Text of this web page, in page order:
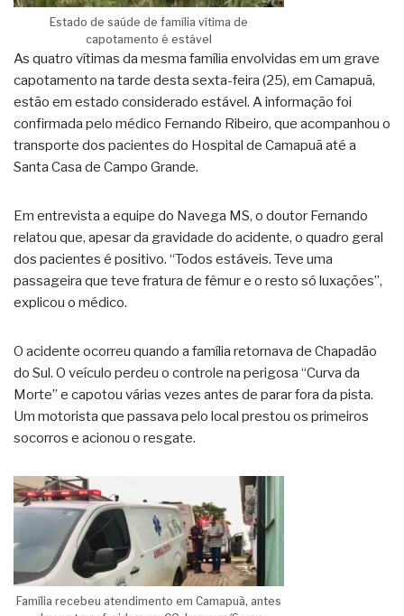
Estado de saúde de família vítima de
capotamento é estável
As quatro vítimas da mesma família envolvidas em um grave
capotamento na tarde desta sexta-feira (25), em Camapuã,
estão em estado considerado estável. A informação foi
confirmada pelo médico Fernando Ribeiro, que acompanhou o
transporte dos pacientes do Hospital de Camapuã até a
Santa Casa de Campo Grande.
Em entrevista a equipe do Navega MS, o doutor Fernando
relatou que, apesar da gravidade do acidente, o quadro geral
dos pacientes é positivo. “Todos estáveis. Teve uma
passageira que teve fratura de fêmur e o resto só luxações”,
explicou o médico.
O acidente ocorreu quando a família retornava de Chapadão
do Sul. O veículo perdeu o controle na perigosa “Curva da
Morte” e capotou várias vezes antes de parar fora da pista.
Um motorista que passava pelo local prestou os primeiros
socorros e acionou o resgate.
Família recebeu atendimento em Camapuã, antes